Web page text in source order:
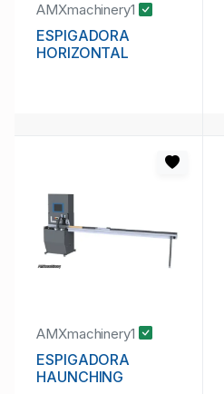
AMXmachinery1
ESPIGADORA
HORIZONTAL
AMXmachinery1
ESPIGADORA
HAUNCHING